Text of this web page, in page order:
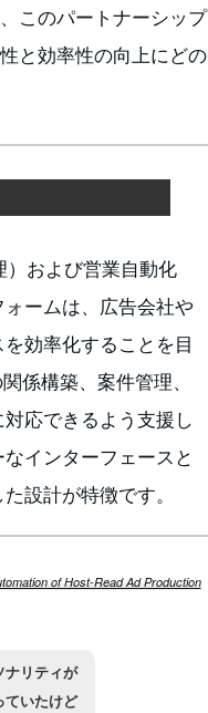
このパートナーシップ
と効率性の向上にどの
および営業自動化
ームは、広告会社や
効率化することを目
係構築、案件管理、
応できるよう支援し
インターフェースと
設計が特徴です。
of Host-Read Ad Production
ナリティが
ていたけど